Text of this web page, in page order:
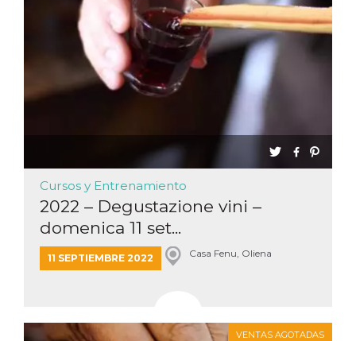
Cursos y Entrenamiento
2022 – Degustazione vini –
domenica 11 set...
11 SEPTIEMBRE 2022 Casa Fenu, Oliena
VENTAS AGOTADAS